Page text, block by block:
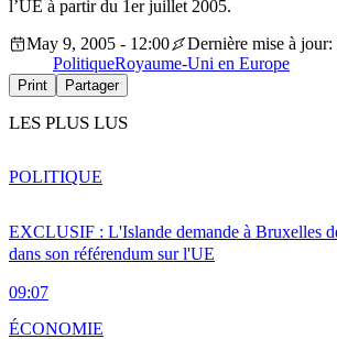
l’UE à partir du 1er juillet 2005.
May 9, 2005 - 12:00
Dernière mise à
PolitiqueRoyaume-Uni en Europe
Print Partager
LES PLUS LUS
EXCLUSIF : L'Islande demande à Bruxelles
dans son référendum sur l'UE
09:07
POLITIQUE
ÉCONOMIE